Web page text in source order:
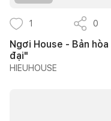
1 0
Ngơi House - Bản
đại"
HIEUHOUSE